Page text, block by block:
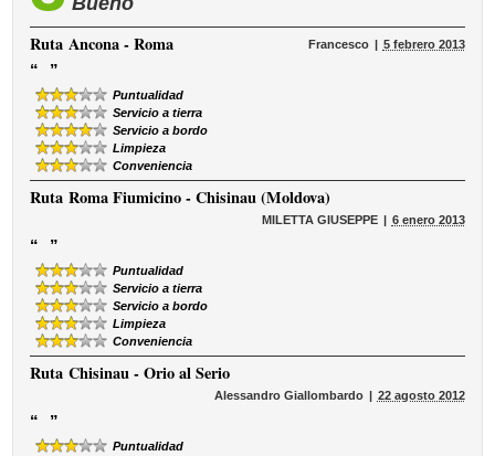
RutaAncona - Roma Francesco 5 febrero 2013
“ ”
Puntualidad
Servicio a tierra
Servicio a bordo
Limpieza
Conveniencia
RutaRoma Fiumicino - Chisinau (Moldova)
MILETTA GIUSEPPE 6 enero 2013
“ ”
Puntualidad
Servicio a tierra
Servicio a bordo
Limpieza
Conveniencia
RutaChisinau - Orio al Serio
Alessandro Giallombardo 22 agosto 2012
“ ”
Puntualidad